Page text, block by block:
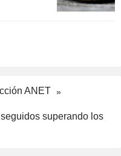
ANET
superando los